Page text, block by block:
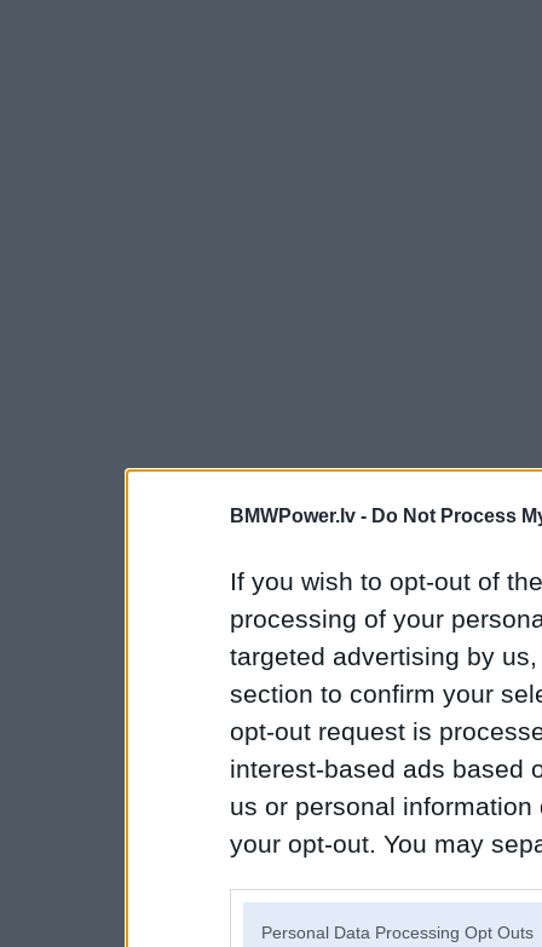
BMWPower.lv - Do Not Process
If you wish to opt-out of
processing of your
targeted advertising by
section to confirm your
opt-out request is
interest-based ads based
us or personal
your opt-out. You may
Personal Data Processing Opt Outs